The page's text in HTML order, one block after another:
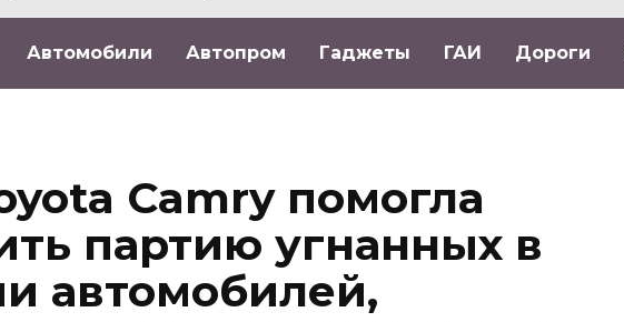
Автомобили Автопром Гаджеты ГАИ Дороги
Camry помогла
партию угнанных в
автомобилей,